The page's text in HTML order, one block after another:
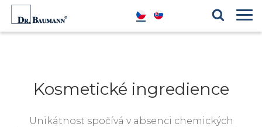
Kosmetické ingredience
Kosmetické ingredience
Unikátnost spočívá v absenci chemických